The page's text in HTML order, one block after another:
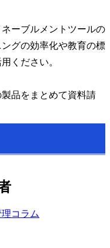
ーブルメントツールの
グの効率化や教育の標
ください。
品をまとめて資料請
コラム